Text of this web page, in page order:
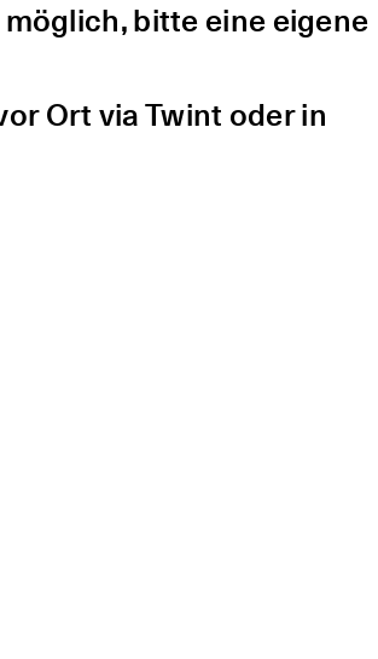
bitte eine eigene
Ort via Twint oder in